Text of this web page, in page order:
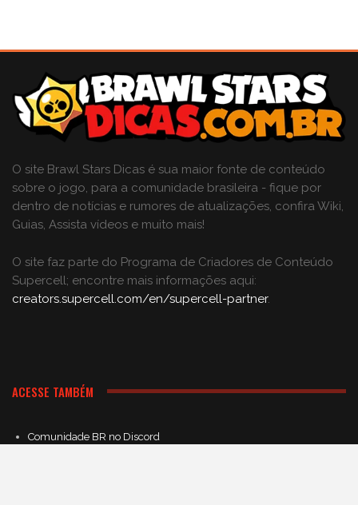
O site Brawl Stars Dicas é sua maior fonte de conteúdo
sobre o jogo, para a comunidade brasileira - fique por
dentro de notícias e rumores de atualizações, confira Wiki,
Guias, Assista vídeos e muito mais!
O site faz parte do Programa de Criadores de Conteúdo
Supercell; encontre mais informações aqui:
creators.supercell.com/en/supercell-partner.
ACESSE TAMBÉM
Comunidade BR no Discord